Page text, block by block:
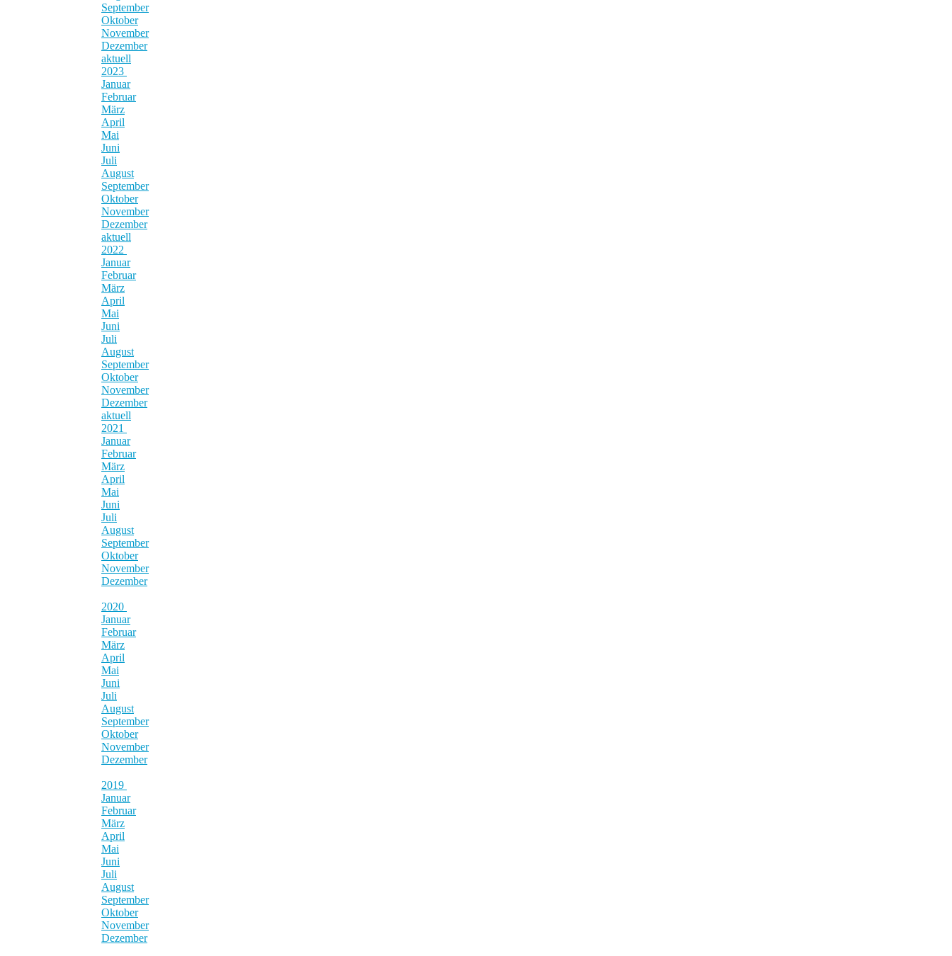
September
Oktober
November
Dezember
aktuell
2023
Januar
Februar
März
April
Mai
Juni
Juli
August
September
Oktober
November
Dezember
aktuell
2022
Januar
Februar
März
April
Mai
Juni
Juli
August
September
Oktober
November
Dezember
aktuell
2021
Januar
Februar
März
April
Mai
Juni
Juli
August
September
Oktober
November
Dezember
2020
Januar
Februar
März
April
Mai
Juni
Juli
August
September
Oktober
November
Dezember
2019
Januar
Februar
März
April
Mai
Juni
Juli
August
September
Oktober
November
Dezember